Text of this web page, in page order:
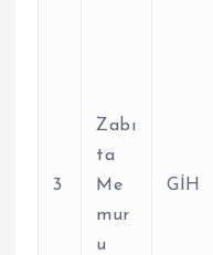
3
Zabı
ta
Me
mur
u
GİH